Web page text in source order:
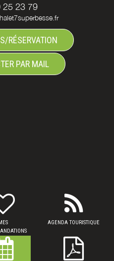
25 23 79
RÉSERVATION
PAR MAIL
AGENDA TOURISTIQUE